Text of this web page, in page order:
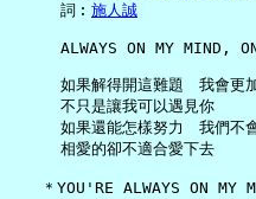
     詞︰
施人誠
ALWAYS ON MY MIND,
如果解得開這難題　我會更
     不只是讓我可以遇見你
如果還能怎樣努力　我們不
     相愛的卻不適合愛下去
＊YOU'RE ALWAYS ON MY